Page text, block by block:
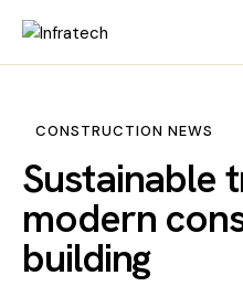
CONSTRUCTION NEWS
Sustainable
modern
building